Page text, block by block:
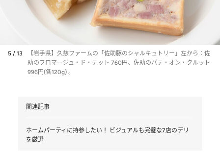
5 / 13
【岩手県】久慈ファームの「佐助豚のシャルキュトリー」左から：佐
助のフロマージュ・ド・テット 760円、佐助のパテ・オン・クルット
996円(各120g) 。
関連記事
ホームパーティに持参したい！ ビジュアルも完璧な7店のデリ
を厳選